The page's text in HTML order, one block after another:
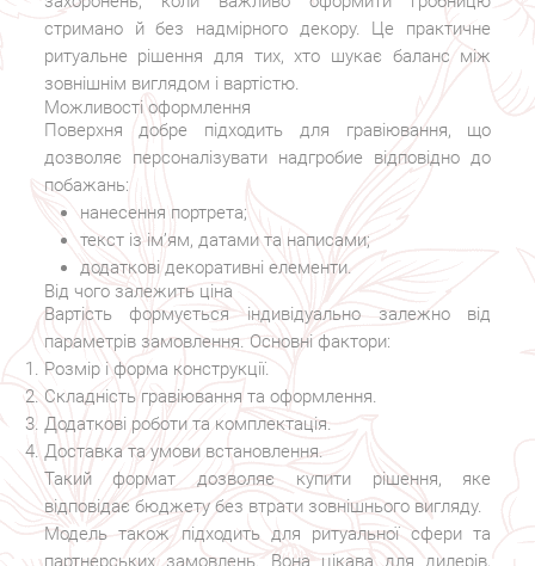
стримано й без надмірного декору. Це практичне
ритуальне рішення для тих, хто шукає баланс між
зовнішнім виглядом і вартістю.
Можливості оформлення
Поверхня добре підходить для гравіювання, що
дозволяє персоналізувати надгробие відповідно до
побажань:
нанесення портрета;
текст із ім’ям, датами та написами;
додаткові декоративні елементи.
Від чого залежить ціна
Вартість формується індивідуально залежно від
параметрів замовлення. Основні фактори:
Розмір і форма конструкції.
Складність гравіювання та оформлення.
Додаткові роботи та комплектація.
Доставка та умови встановлення.
Такий формат дозволяє купити рішення, яке
відповідає бюджету без втрати зовнішнього вигляду.
Модель також підходить для ритуальної сфери та
партнерських замовлень. Вона цікава для дилерів,